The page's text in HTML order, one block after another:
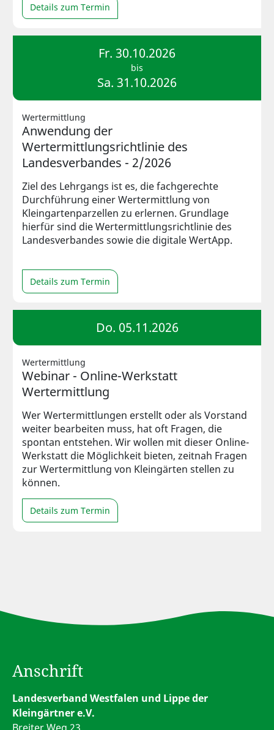
Details zum Termin
Fr. 30.10.2026
bis
Sa. 31.10.2026
Wertermittlung
Anwendung der
Wertermittlungsrichtlinie des
Landesverbandes - 2/2026
Ziel des Lehrgangs ist es, die fachgerechte
Durchführung einer Wertermittlung von
Kleingartenparzellen zu erlernen. Grundlage
hierfür sind die Wertermittlungsrichtlinie des
Landesverbandes sowie die digitale WertApp.
Details zum Termin
Do. 05.11.2026
Wertermittlung
Webinar - Online-Werkstatt
Wertermittlung
Wer Wertermittlungen erstellt oder als Vorstand
weiter bearbeiten muss, hat oft Fragen, die
spontan entstehen. Wir wollen mit dieser Online-
Werkstatt die Möglichkeit bieten, zeitnah Fragen
zur Wertermittlung von Kleingärten stellen zu
können.
Details zum Termin
Anschrift
Landesverband Westfalen und Lippe der
Kleingärtner e.V.